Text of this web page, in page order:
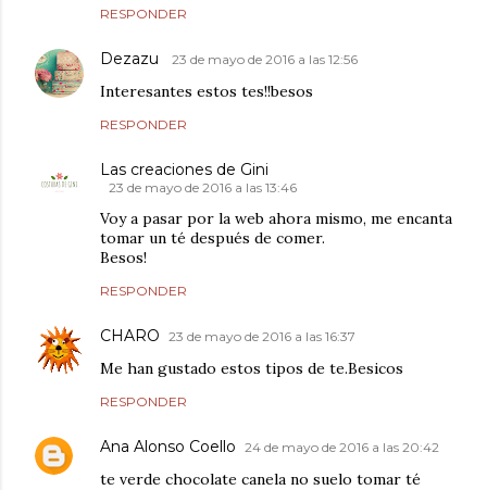
RESPONDER
Dezazu 23 de mayo de 2016 a las 12:56
Interesantes estos tes!!besos
RESPONDER
Las creaciones de Gini
23 de mayo de 2016 a las 13:46
Voy a pasar por la web ahora mismo, me encanta
tomar un té después de comer.
Besos!
RESPONDER
CHARO 23 de mayo de 2016 a las 16:37
Me han gustado estos tipos de te.Besicos
RESPONDER
Ana Alonso Coello 24 de mayo de 2016 a las 20:42
te verde chocolate canela no suelo tomar té